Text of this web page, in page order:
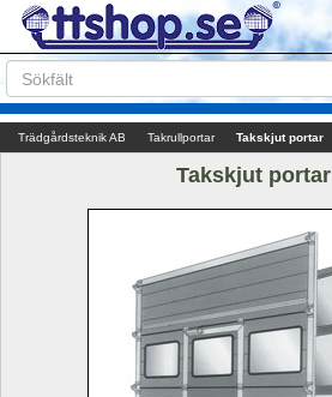
Trädgårdsteknik AB Takrullportar Takskjut portar
Takskjut portar